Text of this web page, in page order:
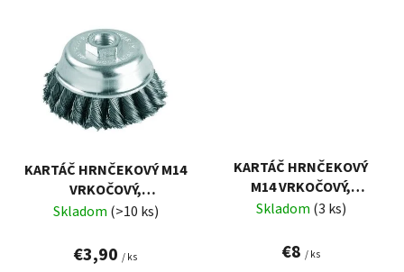
KARTÁČ HRNČEKOVÝ M14
VRKOČOVÝ,
DVOJRADOVÝ, OCEĽOVÝ
EXTOL 17009
Skladom (>10 ks)
€3,90 / ks
KARTÁČ HRNČEKOVÝ
M14 VRKOČOVÝ,
OCEĽOVÝ DRÔT 0,5MM,
Skladom (3 ks)
€8 / ks